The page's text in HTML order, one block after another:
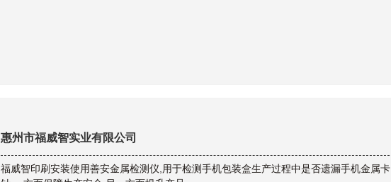
惠州市福威智实业有限公司
福威智印刷安装使用善安金属检测仪,用于检测手机包装盒生产过程中是否遗漏手机金属卡